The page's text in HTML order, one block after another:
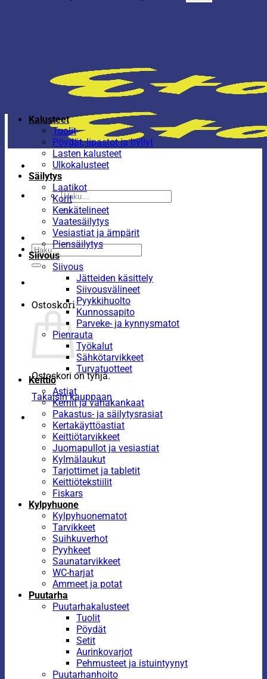
Etsi:
Etsi:
Ostoskori
Ostoskori on tyhjä.
Takaisin kauppaan
Kalusteet
Tuolit
Pöydät, lipastot ja hyllyt
Lasten kalusteet
Ulkokalusteet
Säilytys
Laatikot
Korit
Kenkätelineet
Vaatesäilytys
Vesiastiat ja ämpärit
Piensäilytys
Siivous
Siivous
Jätteiden käsittely
Siivousvälineet
Pyykkihuolto
Kunnossapito
Parveke- ja kynnysmatot
Pienrauta
Työkalut
Sähkötarvikkeet
Turvatuotteet
Keittiö
Astiat
Kernit ja vahakankaat
Pakastus- ja säilytysrasiat
Kertakäyttöastiat
Keittiötarvikkeet
Juomapullot ja vesiastiat
Kylmälaukut
Tarjottimet ja tabletit
Keittiötekstiilit
Fiskars
Kylpyhuone
Kylpyhuonematot
Tarvikkeet
Suihkuverhot
Pyyhkeet
Saunatarvikkeet
WC-harjat
Ammeet ja potat
Puutarha
Puutarhakalusteet
Tuolit
Pöydät
Setit
Aurinkovarjot
Pehmusteet ja istuintyynyt
Puutarhanhoito